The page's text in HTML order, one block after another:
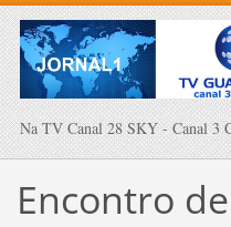
Na TV Canal 28 SKY - Canal 3
Encontro